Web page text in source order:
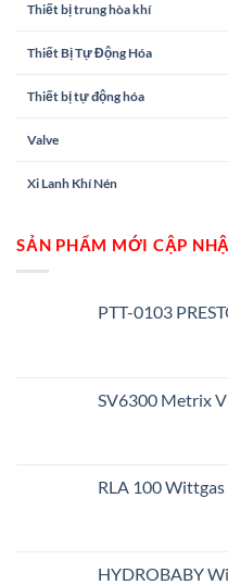
Thiết bị trung hòa khí
Thiết Bị Tự Động Hóa
Thiết bị tự động hóa
Valve
Xi Lanh Khí Nén
SẢN PHẨM MỚI CẬP
PTT-0103
SV6300 Metrix
RLA 100
HYDROBABY